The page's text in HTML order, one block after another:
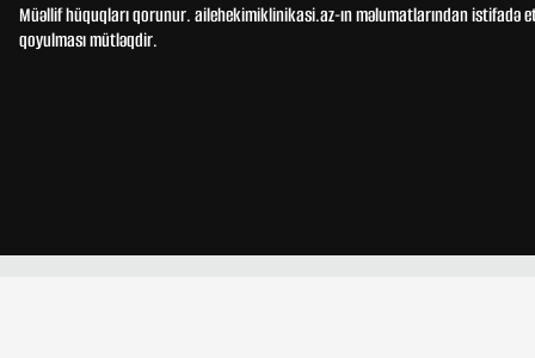
Müəllif hüquqları qorunur. ailehekimiklinikasi.az-ın məlumatlarından
qoyulması mütləqdir.